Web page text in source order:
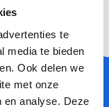
te
media te bieden
Ook delen we
met onze
en analyse. Deze